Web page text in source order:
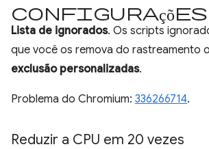
configurações
Lista de ignorados. Os scripts
que você os remova do rastreamento
exclusão personalizadas.
Problema do Chromium: 336266714.
Reduzir a CPU em 20 vezes